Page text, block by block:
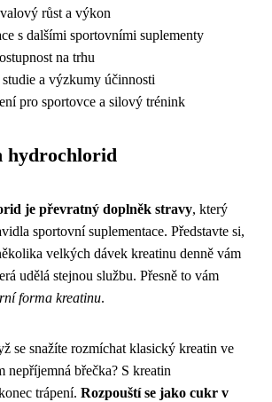
růst a výkon
s dalšími sportovními suplementy
na trhu
a výzkumy účinnosti
pro sportovce a silový trénink
hydrochlorid
je převratný doplněk stravy, který
sportovní suplementace. Představte si,
velkých dávek kreatinu denně vám
udělá stejnou službu. Přesně to vám
forma kreatinu.
se snažíte rozmíchat klasický kreatin ve
nepříjemná břečka? S kreatin
trápení. Rozpouští se jako cukr v